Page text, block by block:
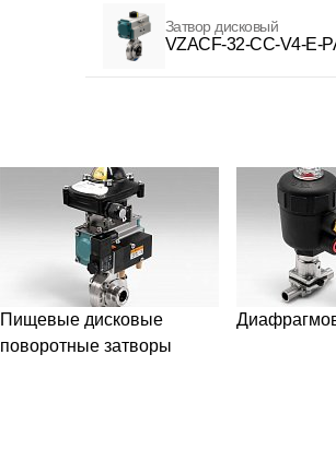
Затвор дисковый
VZACF-32-CC-V4-E-
Пищевые дисковые
поворотные затворы